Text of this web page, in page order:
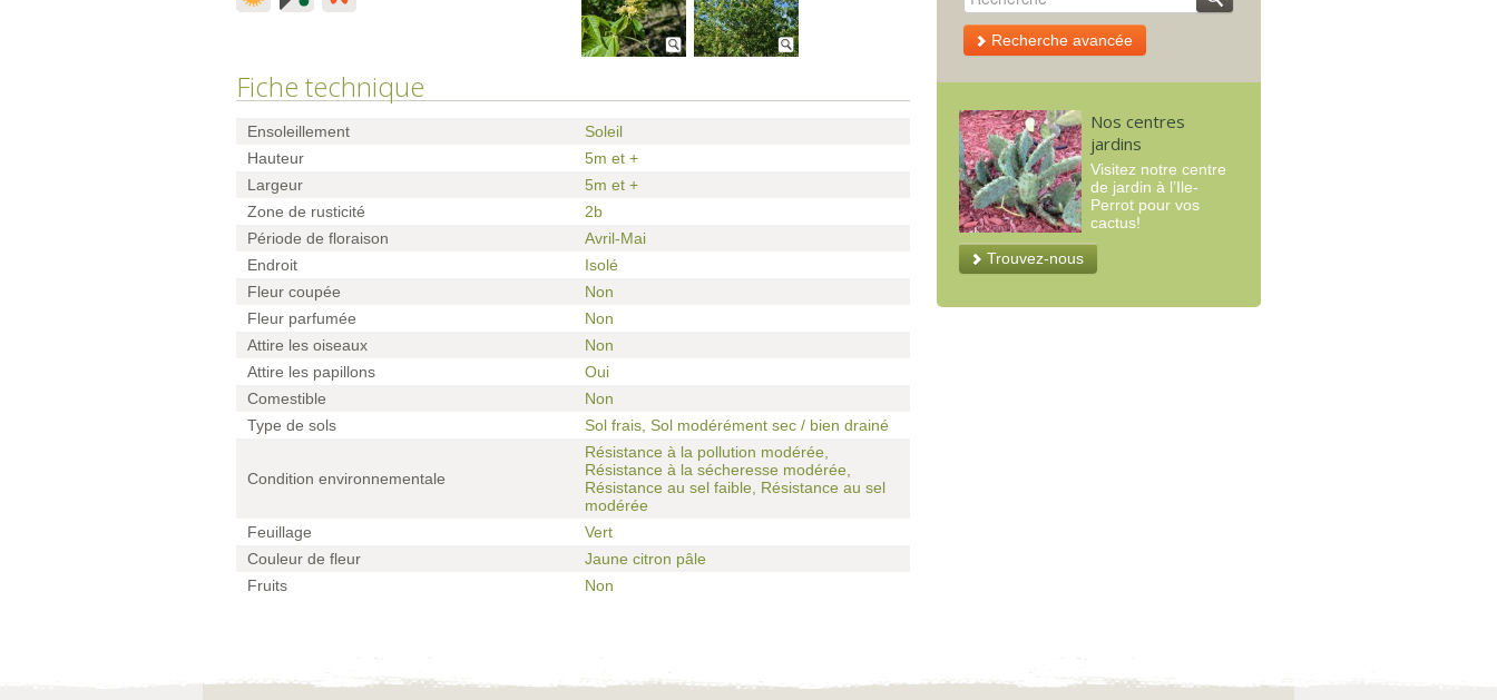
Fiche technique
Ensoleillement
Soleil
Hauteur
5m et +
Largeur
5m et +
Zone de rusticité
2b
Période de floraison
Avril-Mai
Endroit
Isolé
Fleur coupée
Non
Fleur parfumée
Non
Attire les oiseaux
Non
Attire les papillons
Oui
Comestible
Non
Type de sols
Sol frais, Sol modérément sec / bien drainé
Condition environnementale
Résistance à la pollution modérée,
Résistance à la sécheresse modérée,
Résistance au sel faible, Résistance au sel
modérée
Feuillage
Vert
Couleur de fleur
Jaune citron pâle
Fruits
Non
Recherche avancée
Nos centres
jardins
Visitez notre centre
de jardin à l’Ile-
Perrot pour vos
cactus!
Trouvez-nous